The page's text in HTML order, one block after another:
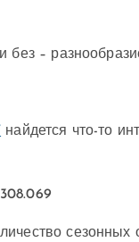
без –
найдется что-то